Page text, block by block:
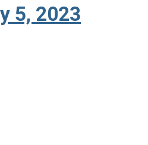
5, 2023